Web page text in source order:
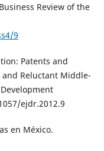
Review of the
9
Patents and
Reluctant Middle-
ejdr.2012.9
en México.